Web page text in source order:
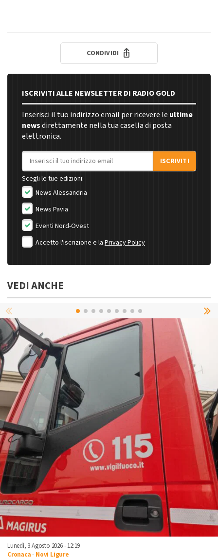
CONDIVIDI
ISCRIVITI ALLE NEWSLETTER DI RADIO GOLD
Inserisci il tuo indirizzo email per ricevere le ultime
newsdirettamente nella tua casella di posta
elettronica.
Indirizzo email
ISCRIVITI
Scegli le tue edizioni:
News Alessandria
News Pavia
Eventi Nord-Ovest
Accetto l'iscrizione e la Privacy Policy
VEDI ANCHE
Lunedì, 3 Agosto 2026 - 12:19
Cronaca- Novi Ligure